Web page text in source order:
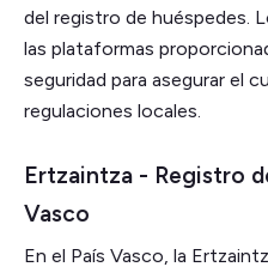
del registro de huéspedes.
las plataformas
seguridad para asegurar el
regulaciones locales.
Ertzaintza - Registro
Vasco
En el País Vasco, la